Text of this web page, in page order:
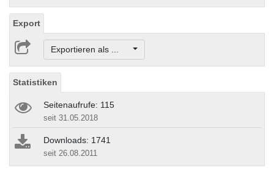
Export
Exportieren als ...
Statistiken
Seitenaufrufe: 115
seit 31.05.2018
Downloads: 1741
seit 26.08.2011